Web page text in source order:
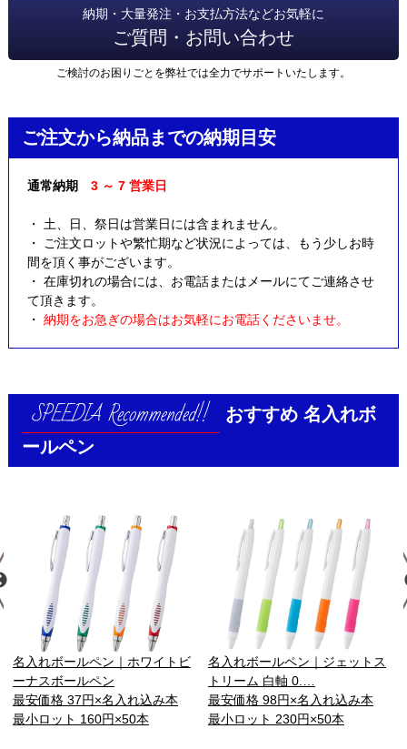
納期・大量発注・お支払方法などお気軽に
ご質問・お問い合わせ
ご検討のお困りごとを弊社では全力でサポートいたします。
ご注文から納品までの納期目安
通常納期 3 ～ 7 営業日
・ 土、日、祭日は営業日には含まれません。
・ ご注文ロットや繁忙期など状況によっては、もう少しお時
間を頂く事がございます。
・ 在庫切れの場合には、お電話またはメールにてご連絡させ
て頂きます。
・ 納期をお急ぎの場合はお気軽にお電話くださいませ。
おすすめ 名入れボ
ールペン
名入れボールペン｜ホワイトビ
ーナスボールペン
最安価格 37円×名入れ込み本
最小ロット 160円×50本
名入れボールペン｜ジェットス
トリーム 白軸 0.…
最安価格 98円×名入れ込み本
最小ロット 230円×50本